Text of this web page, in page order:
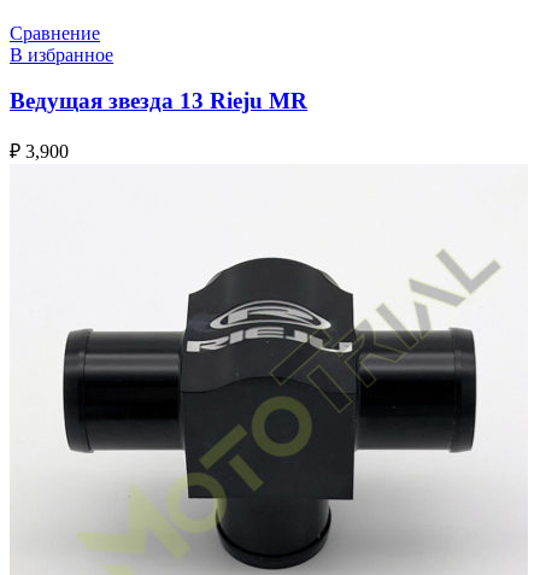
Сравнение
В избранное
Ведущая звезда 13 Rieju MR
₽ 3,900